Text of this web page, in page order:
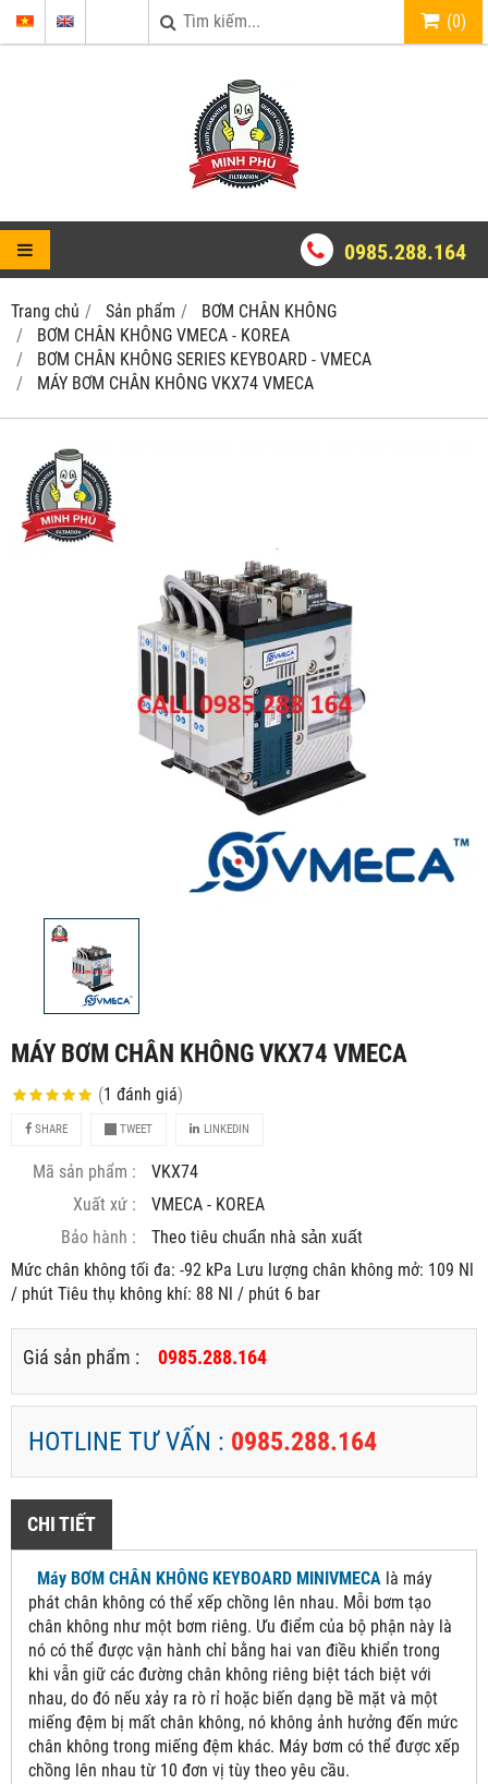
(0)
0985.288.164
Trang chủ Sản phẩm
BƠM CHÂN KHÔNG
BƠM CHÂN KHÔNG VMECA - KOREA
BƠM CHÂN KHÔNG SERIES KEYBOARD - VMECA
MÁY BƠM CHÂN KHÔNG VKX74 VMECA
MÁY BƠM CHÂN KHÔNG VKX74 VMECA
(1 đánh giá)
SHARE TWEET LINKEDIN
Mã sản phẩm :
VKX74
Xuất xứ :
VMECA - KOREA
Bảo hành :
Theo tiêu chuẩn nhà sản xuất
Mức chân không tối đa: -92 kPa Lưu lượng chân không mở: 109 Nl
/ phút Tiêu thụ không khí: 88 Nl / phút 6 bar
Giá sản phẩm : 0985.288.164
HOTLINE TƯ VẤN : 0985.288.164
CHI TIẾT
Máy BƠM CHÂN KHÔNG KEYBOARD MINIVMECA là máy
phát chân không có thể xếp chồng lên nhau. Mỗi bơm tạo
chân không như một bơm riêng. Ưu điểm của bộ phận này là
nó có thể được vận hành chỉ bằng hai van điều khiển trong
khi vẫn giữ các đường chân không riêng biệt tách biệt với
nhau, do đó nếu xảy ra rò rỉ hoặc biến dạng bề mặt và một
miếng đệm bị mất chân không, nó không ảnh hưởng đến mức
chân không trong miếng đệm khác. Máy bơm có thể được xếp
chồng lên nhau từ 10 đơn vị tùy theo yêu cầu.